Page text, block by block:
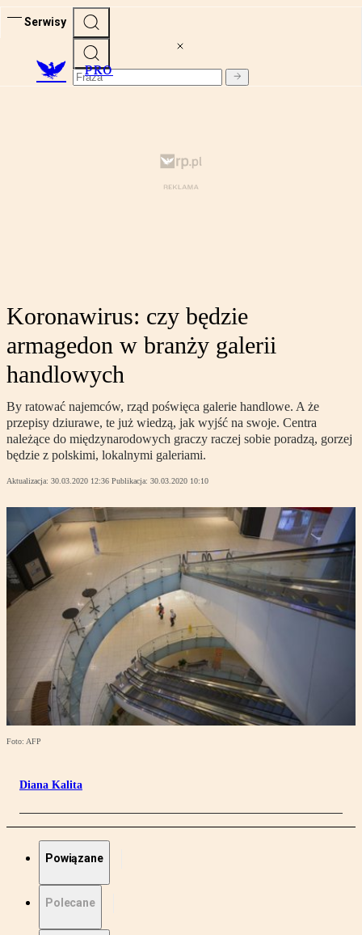
Serwisy
PRO
Koronawirus: czy będzie
armagedon w branży galerii
handlowych
By ratować najemców, rząd poświęca galerie handlowe. A że
przepisy dziurawe, te już wiedzą, jak wyjść na swoje. Centra
należące do międzynarodowych graczy raczej sobie poradzą, gorzej
będzie z polskimi, lokalnymi galeriami.
Aktualizacja: 30.03.2020 12:36 Publikacja: 30.03.2020 10:10
Foto: AFP
Diana Kalita
Powiązane
Polecane